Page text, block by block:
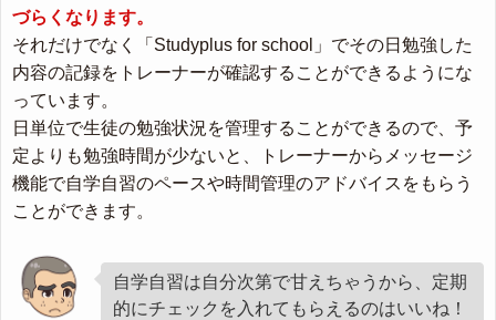
づらくなります。
それだけでなく「Studyplus for school」でその日勉強した
内容の記録をトレーナーが確認することができるようにな
っています。
日単位で生徒の勉強状況を管理することができるので、予
定よりも勉強時間が少ないと、トレーナーからメッセージ
機能で自学自習のペースや時間管理のアドバイスをもらう
ことができます。
自学自習は自分次第で甘えちゃうから、定期
的にチェックを入れてもらえるのはいいね！